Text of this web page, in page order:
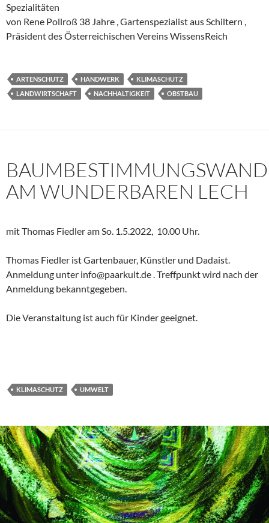
Spezialitäten
von Rene Pollroß 38 Jahre , Gartenspezialist aus Schiltern ,
Präsident des Österreichischen Vereins WissensReich
ARTENSCHUTZ HANDWERK
KLIMASCHUTZ
LANDWIRTSCHAFT
NACHHALTIGKEIT OBSTBAU
AM WUNDERBAREN LECH
mit Thomas Fiedler am So. 1.5.2022, 10.00 Uhr.
Thomas Fiedler ist Gartenbauer, Künstler und Dadaist.
Anmeldung unter info@paarkult.de . Treffpunkt wird nach der
Anmeldung bekanntgegeben.
Die Veranstaltung ist auch für Kinder geeignet.
KLIMASCHUTZ UMWELT